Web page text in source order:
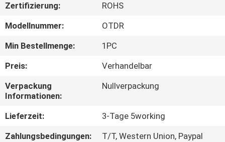
AUSFLUG
QUALITÄTSKONTROLLE
TRETEN
SIE
MIT
UNS
Zertifizierung:
ROHS
Modellnummer:
OTDR
Min Bestellmenge:
1PC
Preis:
Verhandelbar
Verpackung
Informationen:
Nullverpackung
Lieferzeit:
3-Tage 5working
Zahlungsbedingungen:
T/T, Western Union, Paypal